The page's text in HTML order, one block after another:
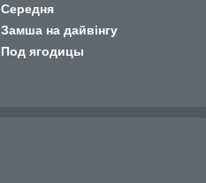
Середня
Замша на дайвінгу
Под ягодицы